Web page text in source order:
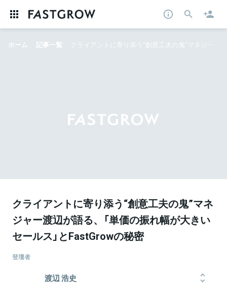
ホーム 記事一覧 クライアントに寄り添う“創意工夫の鬼”マネジャー渡辺が語る、「単価の振れ幅が大きいセールス」とFastGrowの秘密
クライアントに寄り添う“創意工夫の鬼”マネ
ジャー渡辺が語る、「単価の振れ幅が大きい
セールス」とFastGrowの秘密
登壇者
渡辺 浩史